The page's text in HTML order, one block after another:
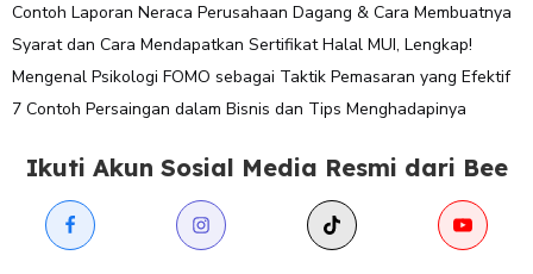
Contoh Laporan Neraca Perusahaan Dagang & Cara Membuatnya
Syarat dan Cara Mendapatkan Sertifikat Halal MUI, Lengkap!
Mengenal Psikologi FOMO sebagai Taktik Pemasaran yang Efektif
7 Contoh Persaingan dalam Bisnis dan Tips Menghadapinya
Ikuti Akun Sosial Media Resmi dari Bee